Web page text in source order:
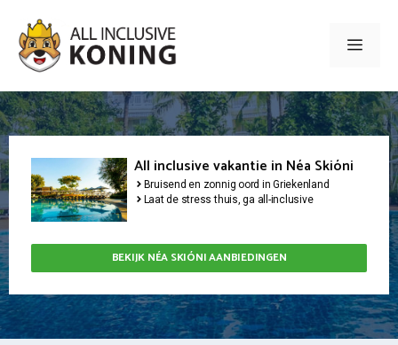
naar
inhoud
Menu
All inclusive vakantie in Néa Skióni
Bruisend en zonnig oord in Griekenland
Laat de stress thuis, ga all-inclusive
BEKIJK NÉA SKIÓNI AANBIEDINGEN